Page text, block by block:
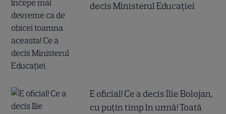
decis Ministerul Educației
E oficial! Ce a decis Ilie Bolojan,
cu puțin timp în urmă! Toată